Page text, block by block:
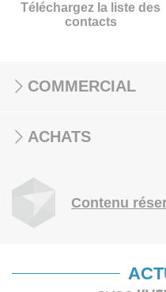
Téléchargez la liste des
contacts
COMMERCIAL
ACHATS
Contenu